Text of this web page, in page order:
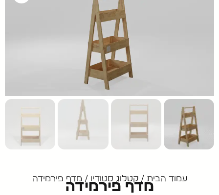
עמוד הבית /קטלוג סטודיו / מדף פירמידה
מדף פירמידה